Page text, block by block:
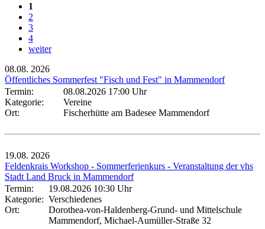
1
2
3
4
weiter
08.08. 2026
Öffentliches Sommerfest "Fisch und Fest" in Mammendorf
Termin:
08.08.2026 17:00 Uhr
Kategorie:
Vereine
Ort:
Fischerhütte am Badesee Mammendorf
19.08. 2026
Feldenkrais Workshop - Sommerferienkurs - Veranstaltung der vhs
Stadt Land Bruck in Mammendorf
Termin:
19.08.2026 10:30 Uhr
Kategorie: Verschiedenes
Ort:
Dorothea-von-Haldenberg-Grund- und Mittelschule
Mammendorf, Michael-Aumüller-Straße 32